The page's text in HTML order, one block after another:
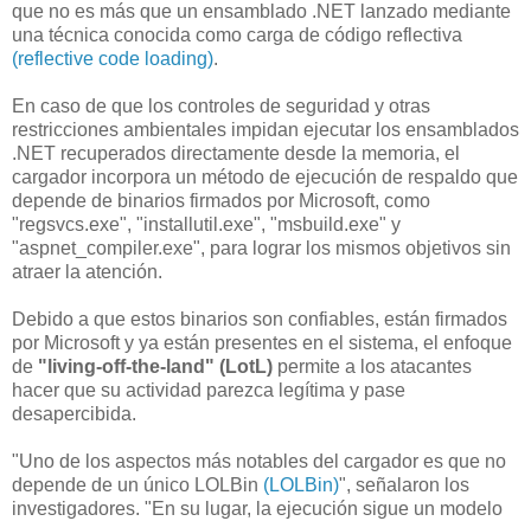
que no es más que un ensamblado .NET lanzado mediante
una técnica conocida como carga de código reflectiva
(reflective code loading).
En caso de que los controles de seguridad y otras
restricciones ambientales impidan ejecutar los ensamblados
.NET recuperados directamente desde la memoria, el
cargador incorpora un método de ejecución de respaldo que
depende de binarios firmados por Microsoft, como
"regsvcs.exe", "installutil.exe", "msbuild.exe" y
"aspnet_compiler.exe", para lograr los mismos objetivos sin
atraer la atención.
Debido a que estos binarios son confiables, están firmados
por Microsoft y ya están presentes en el sistema, el enfoque
de "living-off-the-land" (LotL) permite a los atacantes
hacer que su actividad parezca legítima y pase
desapercibida.
"Uno de los aspectos más notables del cargador es que no
depende de un único LOLBin (LOLBin)", señalaron los
investigadores. "En su lugar, la ejecución sigue un modelo